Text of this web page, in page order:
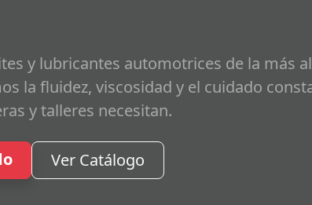
y lubricantes automotrices de la más
la fluidez, viscosidad y el cuidado
y talleres necesitan.
Ver Catálogo